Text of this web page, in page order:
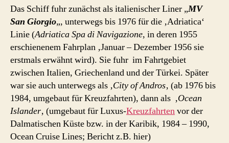
Das Schiff fuhr zunächst als italienischer Liner „MV
San Giorgio„, unterwegs bis 1976 für die ‚Adriatica‘
Linie (Adriatica Spa di Navigazione, in deren 1955
erschienenem Fahrplan ‚Januar – Dezember 1956 sie
erstmals erwähnt wird). Sie fuhr im Fahrtgebiet
zwischen Italien, Griechenland und der Türkei. Später
war sie auch unterwegs als ‚City of Andros‚ (ab 1976 bis
1984, umgebaut für Kreuzfahrten), dann als ‚Ocean
Islander‚ (umgebaut für Luxus-Kreuzfahrtenvor der
Dalmatischen Küste bzw. in der Karibik, 1984 – 1990,
Ocean Cruise Lines; Bericht z.B. hier)